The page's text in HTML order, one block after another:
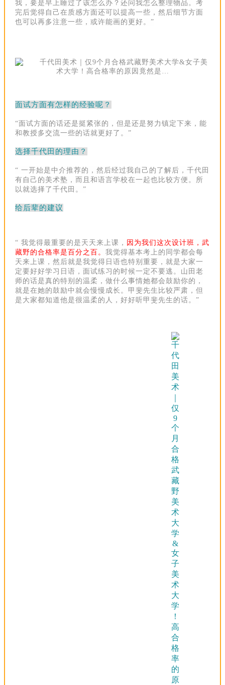
我，要是早上睡过了该怎么办？ 还问我怎么整理物品。 考
完后觉得自己在质感方面还可以提高一些，然后细节方面
也可以再多注意一些，或许能画的更好。 ”
面试方面有怎样的经验呢？
“面试方面的话还是挺紧张的，但是还是努力镇定下来，能
和教授多交流一些的话就更好了 。 ”
选择千代田的理由？
“ 一开始是中介推荐的，然后经过我自己的了解后，千代田
有自己的美术塾，而且和语言学校在一起也比较方便。 所
以就选择了千代田。 ”
给后辈的建议
“ 我觉得最重要的是天天来上课， 因为我们这次设计班，武
藏野的合格率是百分之百。 我觉得基本考上的同学都会每
天来上课，然后就是我觉得日语也特别重要，就是大家一
定要好好学习日语，面试练习的时候一定不要逃。山田老
师的话是真的特别的温柔，做什么事情她都会鼓励你的，
就是在她的鼓励中就会慢慢成长。甲斐先生比较严肃，但
是大家都知道他是很温柔的人，好好听甲斐先生的话。 ”